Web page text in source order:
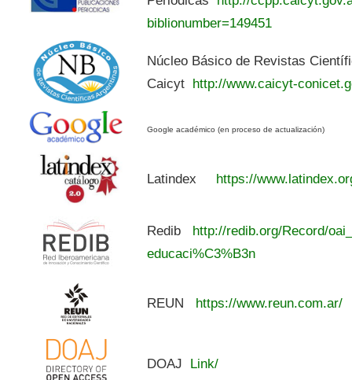
biblionumber=149451
Núcleo Básico de Revistas
Caicyt http://www.caicyt-
Google académico (en proceso de actualización)
Latindex https://
Redib
http://redib.org/Record/
educaci%C3%B3n
REUN https://www.reun.com.ar/
DOAJ Link/